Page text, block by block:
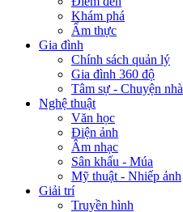
Khám phá
Ẩm thực
Gia đình
Chính sách quản lý
Gia đình 360 độ
Tâm sự - Chuyện nhà
Nghệ thuật
Văn học
Điện ảnh
Âm nhạc
Sân khấu - Múa
Mỹ thuật - Nhiếp ảnh
Giải trí
Truyền hình